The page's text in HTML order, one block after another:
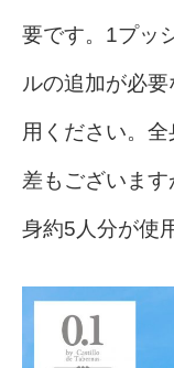
要です。 1プッ
ルの追加が必
用ください。
差もございま
身約5人分が使